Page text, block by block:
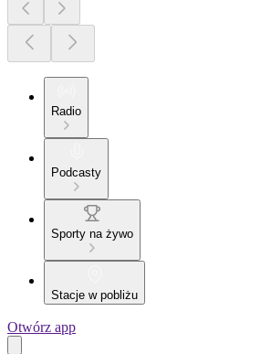
Radio
Podcasty
Sporty na żywo
Stacje w pobliżu
Otwórz app